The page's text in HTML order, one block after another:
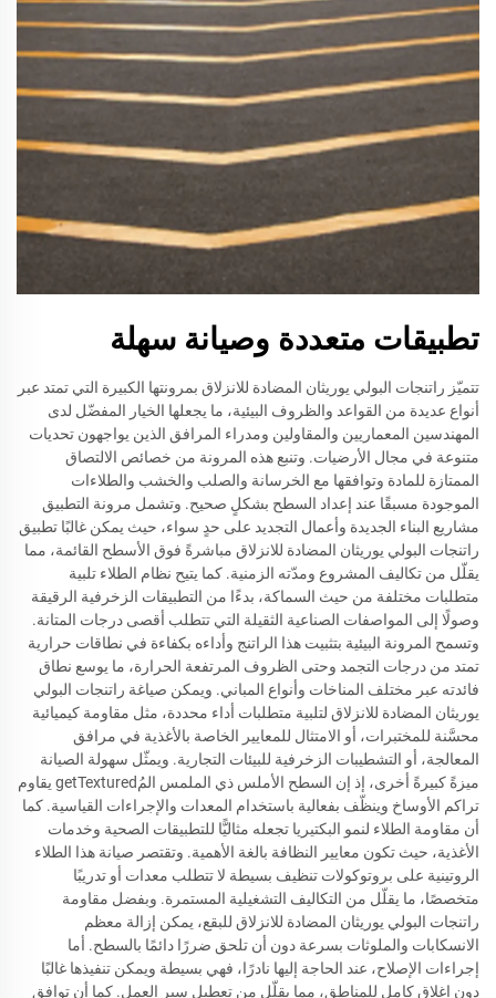
تطبيقات متعددة وصيانة سهلة
تتميّز راتنجات البولي يوريثان المضادة للانزلاق بمرونتها الكبيرة التي تمتد عبر
أنواع عديدة من القواعد والظروف البيئية، ما يجعلها الخيار المفضّل لدى
المهندسين المعماريين والمقاولين ومدراء المرافق الذين يواجهون تحديات
متنوعة في مجال الأرضيات. وتنبع هذه المرونة من خصائص الالتصاق
الممتازة للمادة وتوافقها مع الخرسانة والصلب والخشب والطلاءات
الموجودة مسبقًا عند إعداد السطح بشكلٍ صحيح. وتشمل مرونة التطبيق
مشاريع البناء الجديدة وأعمال التجديد على حدٍ سواء، حيث يمكن غالبًا تطبيق
راتنجات البولي يوريثان المضادة للانزلاق مباشرةً فوق الأسطح القائمة، مما
يقلّل من تكاليف المشروع ومدّته الزمنية. كما يتيح نظام الطلاء تلبية
متطلبات مختلفة من حيث السماكة، بدءًا من التطبيقات الزخرفية الرقيقة
وصولًا إلى المواصفات الصناعية الثقيلة التي تتطلب أقصى درجات المتانة.
وتسمح المرونة البيئية بتثبيت هذا الراتنج وأداءه بكفاءة في نطاقات حرارية
تمتد من درجات التجمد وحتى الظروف المرتفعة الحرارة، ما يوسع نطاق
فائدته عبر مختلف المناخات وأنواع المباني. ويمكن صياغة راتنجات البولي
يوريثان المضادة للانزلاق لتلبية متطلبات أداء محددة، مثل مقاومة كيميائية
محسَّنة للمختبرات، أو الامتثال للمعايير الخاصة بالأغذية في مرافق
المعالجة، أو التشطيبات الزخرفية للبيئات التجارية. ويمثّل سهولة الصيانة
ميزةً كبيرةً أخرى، إذ إن السطح الأملس ذي الملمس المُgetTextured يقاوم
تراكم الأوساخ وينظّف بفعالية باستخدام المعدات والإجراءات القياسية. كما
أن مقاومة الطلاء لنمو البكتيريا تجعله مثاليًّا للتطبيقات الصحية وخدمات
الأغذية، حيث تكون معايير النظافة بالغة الأهمية. وتقتصر صيانة هذا الطلاء
الروتينية على بروتوكولات تنظيف بسيطة لا تتطلب معدات أو تدريبًا
متخصصًا، ما يقلّل من التكاليف التشغيلية المستمرة. وبفضل مقاومة
راتنجات البولي يوريثان المضادة للانزلاق للبقع، يمكن إزالة معظم
الانسكابات والملوثات بسرعة دون أن تلحق ضررًا دائمًا بالسطح. أما
إجراءات الإصلاح، عند الحاجة إليها نادرًا، فهي بسيطة ويمكن تنفيذها غالبًا
دون إغلاق كامل للمناطق، مما يقلّل من تعطيل سير العمل. كما أن توافق